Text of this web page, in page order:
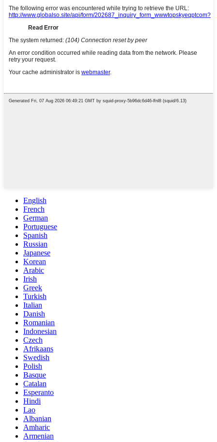
English
French
German
Portuguese
Spanish
Russian
Japanese
Korean
Arabic
Irish
Greek
Turkish
Italian
Danish
Romanian
Indonesian
Czech
Afrikaans
Swedish
Polish
Basque
Catalan
Esperanto
Hindi
Lao
Albanian
Amharic
Armenian